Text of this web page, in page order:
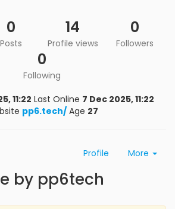
0
Posts
14
Profile views
0
Followers
0
Following
11:22 Last Online 7 Dec 2025, 11:22
pp6.tech/ Age 27
Profile More
by pp6tech